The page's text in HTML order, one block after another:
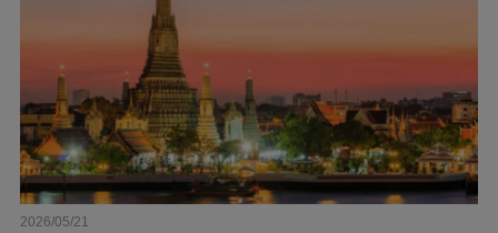
2026/05/21